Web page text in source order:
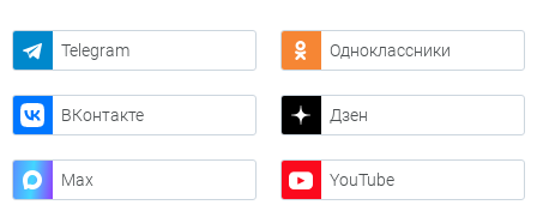
Telegram Одноклассники
ВКонтакте Дзен
Max YouTube